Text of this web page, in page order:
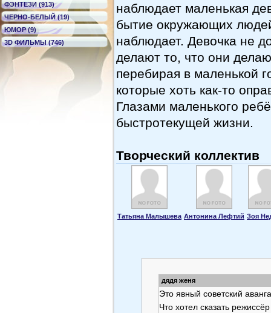
ФЭНТЕЗИ (913)
ЧЕРНО-БЕЛЫЙ (19)
ЮМОР (9)
3D ФИЛЬМЫ (746)
наблюдает маленькая
бытие окружающих
наблюдает. Девочка не
делают то, что они
перебирая в маленькой
которые хоть как-то
Глазами маленького
быстротекущей жизни.
Творческий коллектив
Татьяна Малышева Антонина Лефтий Зоя
дядя женя
Это явный советский
Что хотел сказать